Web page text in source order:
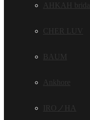
AHKAH bridal
CHER LUV
BAUM
Ankhore
IROノHA